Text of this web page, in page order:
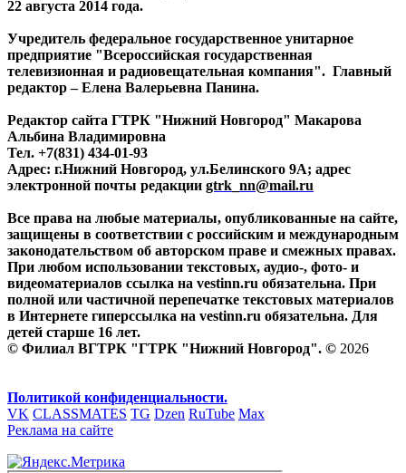
22 августа 2014 года.
Учредитель федеральное государственное унитарное
предприятие "Всероссийская государственная
телевизионная и радиовещательная компания". Главный
редактор – Елена Валерьевна Панина.
Редактор сайта ГТРК "Нижний Новгород" Макарова
Альбина Владимировна
Тел. +7(831) 434-01-93
Адрес: г.Нижний Новгород, ул.Белинского 9А; адрес
электронной почты редакции gtrk_nn@mail.ru
Все права на любые материалы, опубликованные на сайте,
защищены в соответствии с российским и международным
законодательством об авторском праве и смежных правах.
При любом использовании текстовых, аудио-, фото- и
видеоматериалов ссылка на vestinn.ru обязательна. При
полной или частичной перепечатке текстовых материалов
в Интернете гиперссылка на vestinn.ru обязательна. Для
детей старше 16 лет.
© Филиал ВГТРК "ГТРК "Нижний Новгород". © 2026
Политикой конфиденциальности.
VK CLASSMATES TG Dzen RuTube Max
Реклама на сайте